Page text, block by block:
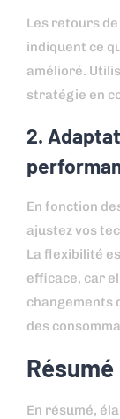
Les retours
indiquent ce
amélioré.
stratégie en
2.
En fonction
ajustez vos
La flexibilité
efficace, car
changements
des
En résumé,